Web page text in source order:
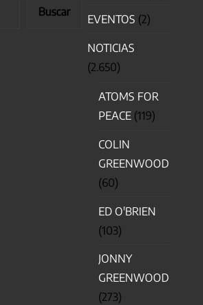
Buscar
EVENTOS (2)
NOTICIAS
(2.650)
ATOMS FOR
PEACE (119)
COLIN
GREENWOOD
(60)
ED O'BRIEN
(103)
JONNY
GREENWOOD
(273)